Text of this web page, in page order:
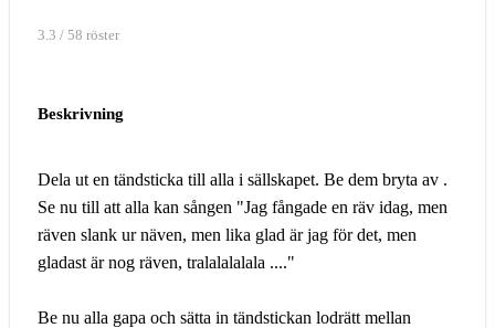
3.3 / 58 röster
Beskrivning
Dela ut en tändsticka till alla i sällskapet. Be dem bryta av .
Se nu till att alla kan sången "Jag fångade en räv idag, men
räven slank ur näven, men lika glad är jag för det, men
gladast är nog räven, tralalalalala ...."
Be nu alla gapa och sätta in tändstickan lodrätt mellan